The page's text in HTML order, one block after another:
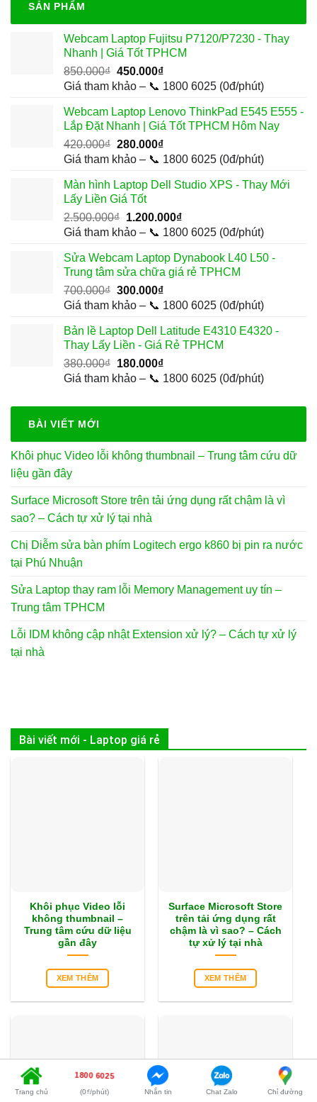
SẢN PHẨM
Webcam Laptop Fujitsu P7120/P7230 - Thay
Nhanh | Giá Tốt TPHCM
850.000₫ Giá
gốc
850.000₫.
450.000₫Giá
hiện
là:
450.000₫.
Giá tham khảo – 📞 1800 6025 (0đ/phút)
Webcam Laptop Lenovo ThinkPad E545 E555 -
Lắp Đặt Nhanh | Giá Tốt TPHCM Hôm Nay
420.000₫ Giá
gốc
420.000₫.
280.000₫Giá
hiện
là:
Giá tham khảo – 📞 1800 6025 (0đ/phút)
Màn hình Laptop Dell Studio XPS - Thay Mới
Lấy Liền Giá Tốt
2.500.000₫ Giá
gốc
2.500.000₫.
1.200.000₫Giá
hiện
là:
1.200.000₫.
Giá tham khảo – 📞 1800 6025 (0đ/phút)
Sửa Webcam Laptop Dynabook L40 L50 -
Trung tâm sửa chữa giá rẻ TPHCM
700.000₫ Giá
gốc
700.000₫.
300.000₫Giá
hiện
là:
300.000₫.
Giá tham khảo – 📞 1800 6025 (0đ/phút)
Bản lề Laptop Dell Latitude E4310 E4320 -
Thay Lấy Liền - Giá Rẻ TPHCM
380.000₫ Giá
gốc
380.000₫.
180.000₫Giá
hiện
là:
Giá tham khảo – 📞 1800 6025 (0đ/phút)
BÀI VIẾT MỚI
Khôi phục Video lỗi không thumbnail – Trung tâm cứu dữ
liệu gần đây
Surface Microsoft Store trên tải ứng dụng rất chậm là vì
sao? – Cách tự xử lý tại nhà
Chị Diễm sửa bàn phím Logitech ergo k860 bị pin ra nước
tại Phú Nhuận
Sửa Laptop thay ram lỗi Memory Management uy tín –
Trung tâm TPHCM
Lỗi IDM không cập nhật Extension xử lý? – Cách tự xử lý
tại nhà
Bài viết mới - Laptop giá rẻ
Khôi phục Video lỗi
không thumbnail –
Trung tâm cứu dữ liệu
gần đây
XEM THÊM
Surface Microsoft Store
trên tải ứng dụng rất
chậm là vì sao? – Cách
tự xử lý tại nhà
XEM THÊM
Trang chủ
1800 6025
(0₫/phút) Nhắn tin Chat Zalo Chỉ đường